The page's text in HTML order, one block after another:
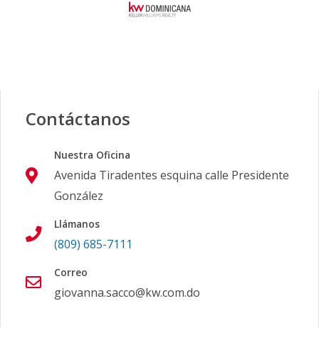
Contáctanos
Nuestra Oficina
Avenida Tiradentes esquina calle Presidente
González
Llámanos
(809) 685-7111
Correo
giovanna.sacco@kw.com.do